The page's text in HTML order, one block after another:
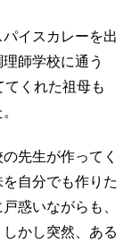
イスカレーを出
師学校に通う
くれた祖母も
先生が作ってく
自分でも作りた
惑いながらも、
かし突然、ある